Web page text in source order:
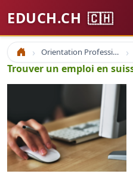
EDUCH.CH 🇨🇭
Accueil Orientation Professionnelle
Trouver un emploi en